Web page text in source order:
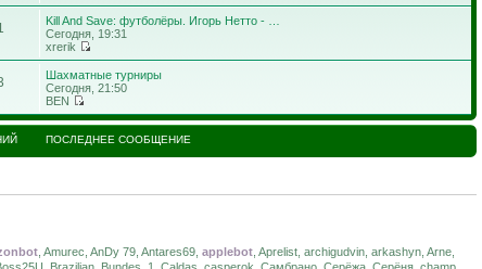
Kill And Save: футболёры. Игорь Нетто - …
Сегодня, 19:31
xrerik
Шахматные турниры
Сегодня, 21:50
BEN
ПОСЛЕДНЕЕ СООБЩЕНИЕ
, Amurec, AnDy 79, Antares69, applebot , Aprelist, archigudvin, arkashyn, Arne,
Brazilian, Bundes_1, Caldas, casperok, Самбрано, Серёжа, Серёня, champ,